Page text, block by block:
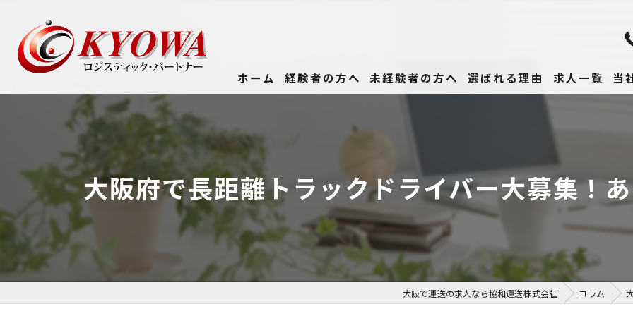
ホーム 経験者の方へ 未経験者の方へ 選ばれる理由 求人一覧 当
大阪府で長距離トラックドライバー大募集！
大阪で運送の求人なら協和運送株式会社 コラム